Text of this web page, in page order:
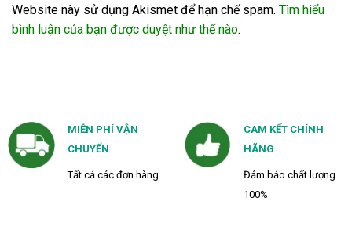
Website này sử dụng Akismet để hạn chế spam. Tìm hiểu
bình luận của bạn được duyệt như thế nào.
MIỄN PHÍ VẬN
CHUYỂN
Tất cả các đơn hàng
CAM KẾT CHÍNH
HÃNG
Đảm bảo chất lượng
100%